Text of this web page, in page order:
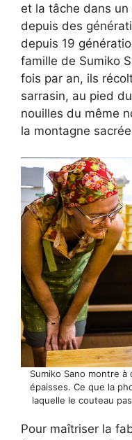
et la tâche dans un
depuis des
depuis 19
famille de Sumiko
fois par an, ils
sarrasin, au pied
nouilles du même
la montagne
Sumiko Sano montre
épaisses. Ce que la
laquelle le couteau
Pour maîtriser la